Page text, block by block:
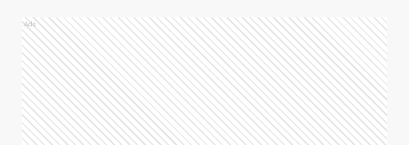
Ads